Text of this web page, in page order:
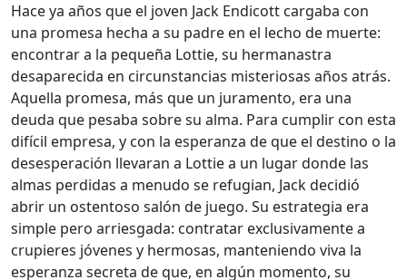
Hace ya años que el joven Jack Endicott cargaba con
una promesa hecha a su padre en el lecho de muerte:
encontrar a la pequeña Lottie, su hermanastra
desaparecida en circunstancias misteriosas años atrás.
Aquella promesa, más que un juramento, era una
deuda que pesaba sobre su alma. Para cumplir con esta
difícil empresa, y con la esperanza de que el destino o la
desesperación llevaran a Lottie a un lugar donde las
almas perdidas a menudo se refugian, Jack decidió
abrir un ostentoso salón de juego. Su estrategia era
simple pero arriesgada: contratar exclusivamente a
crupieres jóvenes y hermosas, manteniendo viva la
esperanza secreta de que, en algún momento, su